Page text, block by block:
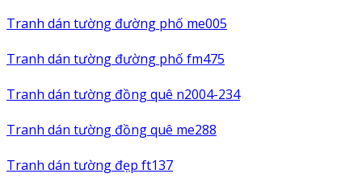
Tranh dán tường đường phố me005
Tranh dán tường đường phố fm475
Tranh dán tường đồng quê n2004-234
Tranh dán tường đồng quê me288
Tranh dán tường đẹp ft137